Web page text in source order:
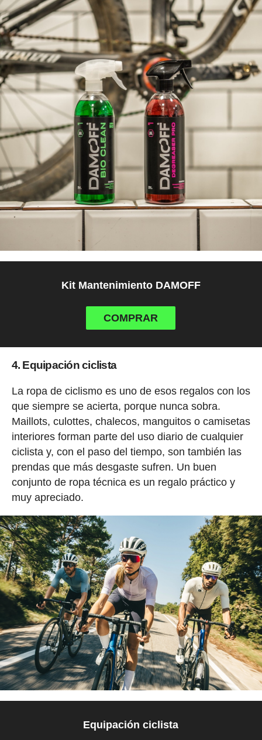
Kit Mantenimiento DAMOFF
COMPRAR
4. Equipación ciclista
La ropa de ciclismo es uno de esos regalos con los
que siempre se acierta, porque nunca sobra.
Maillots, culottes, chalecos, manguitos o camisetas
interiores forman parte del uso diario de cualquier
ciclista y, con el paso del tiempo, son también las
prendas que más desgaste sufren. Un buen
conjunto de ropa técnica es un regalo práctico y
muy apreciado.
Equipación ciclista